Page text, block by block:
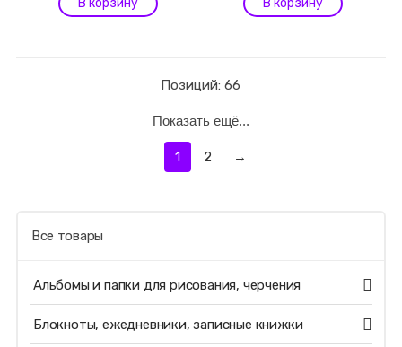
Позиций: 66
Показать ещё...
1 2 →
Все товары
Альбомы и папки для рисования, черчения
Блокноты, ежедневники, записные книжки